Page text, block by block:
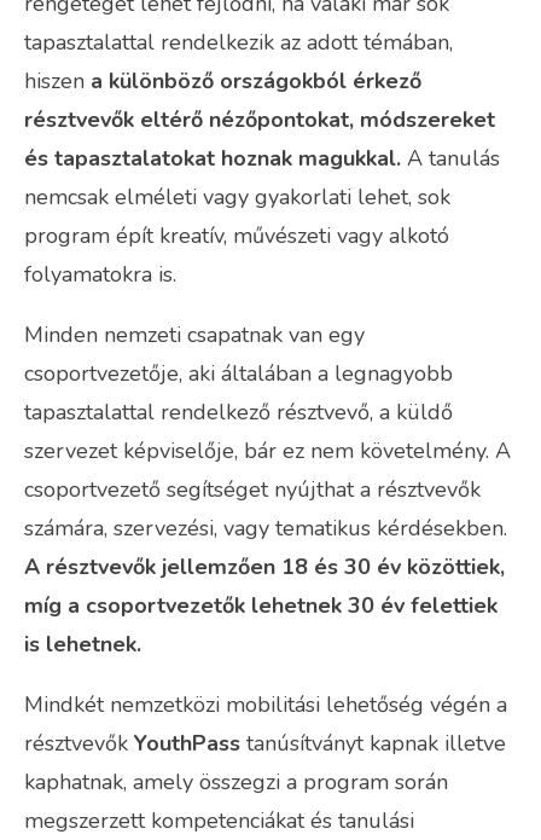
tapasztalattal rendelkezik az adott témában,
hiszen a különböző országokból érkező
résztvevők eltérő nézőpontokat, módszereket
és tapasztalatokat hoznak magukkal. A tanulás
nemcsak elméleti vagy gyakorlati lehet, sok
program épít kreatív, művészeti vagy alkotó
folyamatokra is.
Minden nemzeti csapatnak van egy
csoportvezetője, aki általában a legnagyobb
tapasztalattal rendelkező résztvevő, a küldő
szervezet képviselője, bár ez nem követelmény. A
csoportvezető segítséget nyújthat a résztvevők
számára, szervezési, vagy tematikus kérdésekben.
A résztvevők jellemzően 18 és 30 év közöttiek,
míg a csoportvezetők lehetnek 30 év felettiek
is lehetnek.
Mindkét nemzetközi mobilitási lehetőség végén a
résztvevők YouthPass tanúsítványt kapnak illetve
kaphatnak, amely összegzi a program során
megszerzett kompetenciákat és tanulási